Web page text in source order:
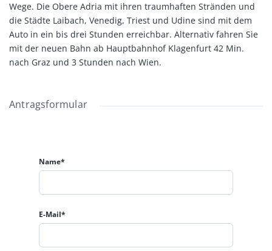
Wege. Die Obere Adria mit ihren traumhaften Stränden und
die Städte Laibach, Venedig, Triest und Udine sind mit dem
Auto in ein bis drei Stunden erreichbar. Alternativ fahren Sie
mit der neuen Bahn ab Hauptbahnhof Klagenfurt 42 Min.
nach Graz und 3 Stunden nach Wien.
Antragsformular
Name*
E-Mail*